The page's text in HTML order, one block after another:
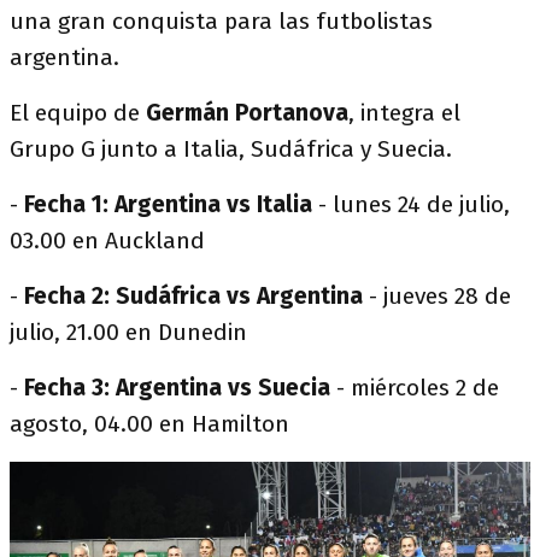
una gran conquista para las futbolistas
argentina.
El equipo de Germán Portanova, integra el
Grupo G junto a Italia, Sudáfrica y Suecia.
- Fecha 1: Argentina vs Italia - lunes 24 de julio,
03.00 en Auckland
- Fecha 2: Sudáfrica vs Argentina - jueves 28 de
julio, 21.00 en Dunedin
- Fecha 3: Argentina vs Suecia - miércoles 2 de
agosto, 04.00 en Hamilton